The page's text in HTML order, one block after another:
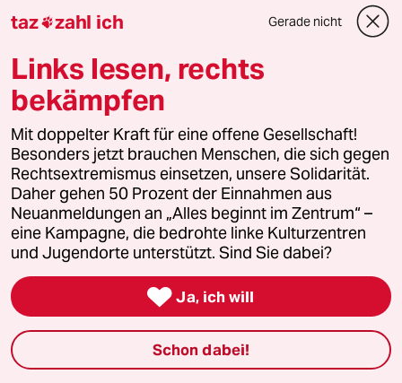
Mehr taz Angebote
Reisen
Kantine
Anzeigen
taz zahl ich Gerade nicht
Links lesen, rechts
bekämpfen
Mit doppelter Kraft für eine offene Gesellschaft!
Besonders jetzt brauchen Menschen, die sich gegen
Rechtsextremismus einsetzen, unsere Solidarität.
Daher gehen 50 Prozent der Einnahmen aus
Neuanmeldungen an „Alles beginnt im Zentrum“ –
eine Kampagne, die bedrohte linke Kulturzentren
und Jugendorte unterstützt. Sind Sie dabei?
 Ja, ich will
Schon dabei!